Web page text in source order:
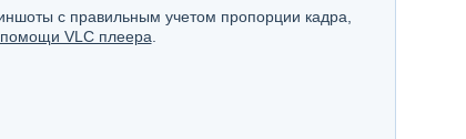
с правильным учетом пропорции кадра,
помощи VLC плеера